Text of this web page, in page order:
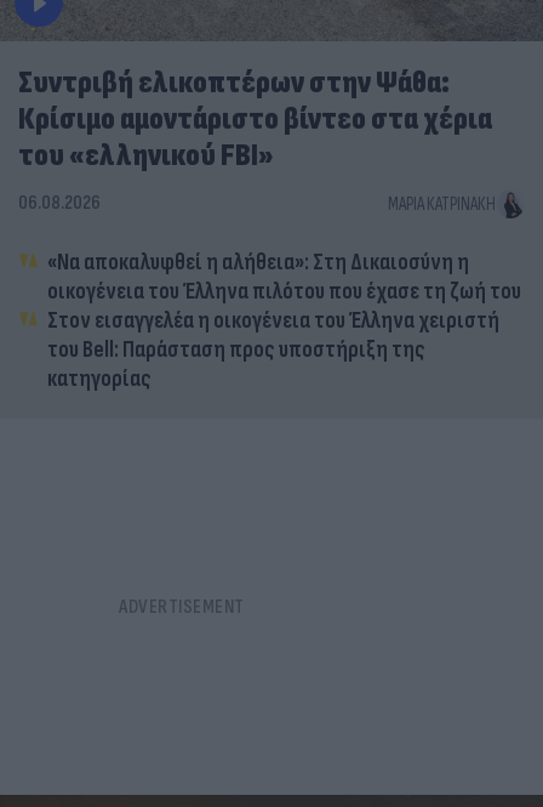
Συντριβή ελικοπτέρων στην Ψάθα:
Κρίσιμο αμοντάριστο βίντεο στα χέρια
του «ελληνικού FBI»
06.08.2026 ΜΑΡΊΑ ΚΑΤΡΙΝΆΚΗ
«Να αποκαλυφθεί η αλήθεια»: Στη Δικαιοσύνη η
οικογένεια του Έλληνα πιλότου που έχασε τη ζωή του
Στον εισαγγελέα η οικογένεια του Έλληνα χειριστή
του Bell: Παράσταση προς υποστήριξη της
κατηγορίας